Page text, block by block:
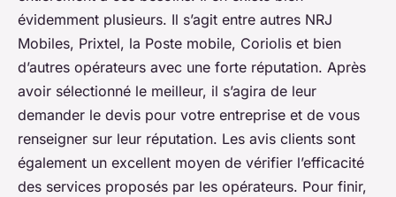
évidemment plusieurs. Il s’agit entre autres NRJ
Mobiles, Prixtel, la Poste mobile, Coriolis et bien
d’autres opérateurs avec une forte réputation. Après
avoir sélectionné le meilleur, il s’agira de leur
demander le devis pour votre entreprise et de vous
renseigner sur leur réputation. Les avis clients sont
également un excellent moyen de vérifier l’efficacité
des services proposés par les opérateurs. Pour finir,